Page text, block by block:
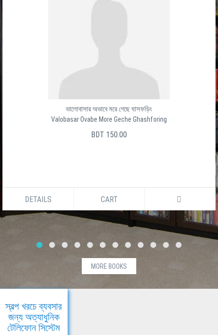
ভালোবাসার অভাবে মরে গেছে ঘাসফড়িং
Valobasar Ovabe More Geche Ghashforing
BDT 150.00
DETAILS CART
MORE BOOKS
স্বল্প খরচে ব্যবসার
জন্য অত্যাধুনিক
টেলিফোন সিস্টেম